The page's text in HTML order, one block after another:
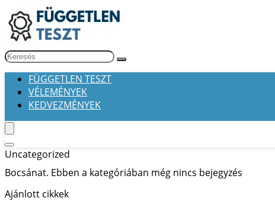
FÜGGETLEN TESZT
VÉLEMÉNYEK
KEDVEZMÉNYEK
Uncategorized
Bocsánat. Ebben a kategóriában még nincs bejegyzés
Ajánlott cikkek